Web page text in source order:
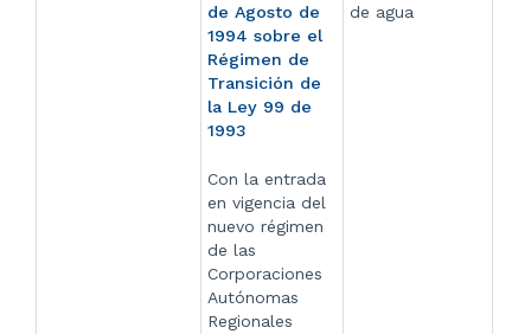
de Agosto de
1994 sobre el
Régimen de
Transición de
la Ley 99 de
1993
Con la entrada
en vigencia del
nuevo régimen
de las
Corporaciones
Autónomas
Regionales
de agua